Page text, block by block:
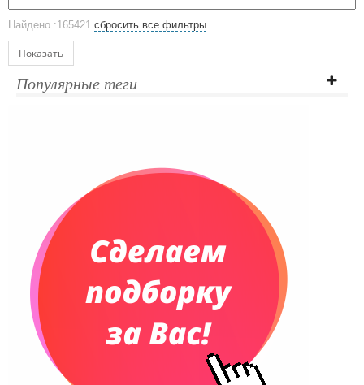
Аксессуары
Ежедневники и блокноты
Датированные ежедневники
Планинги недатированные
Телефонные книжки
Сумки и Рюкзаки
Сумки для планшетов и ноутбуков
Рюкзаки
Конференц-сумки
Сумки для покупок промо
Несессеры и косметички
Найдено :165421 сбросить все фильтры
Показать
Популярные теги